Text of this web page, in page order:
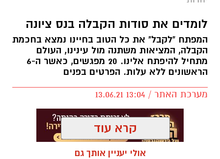
לומדים את סודות הקבלה בנס ציונה
המפתח "לקבל" את כל הטוב בחיינו נמצא בחכמת
הקבלה, המציאות משתנה מול עינינו, העולם
מתחיל להיפתח אלינו. 20 מפגשים, כאשר ה-6
הראשונים ללא עלות. הפרטים בפנים
מערכת האתר / 13:04 13.06.21
קרא עוד
אולי יעניין אותך גם